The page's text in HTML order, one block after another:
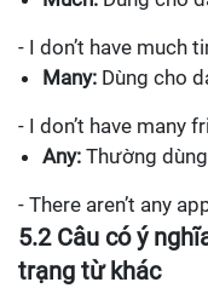
- I don’t have much
Many: Dùng cho
- I don’t have many
Any: Thường
- There aren’t any
5.2 Câu có ý
trạng từ khác